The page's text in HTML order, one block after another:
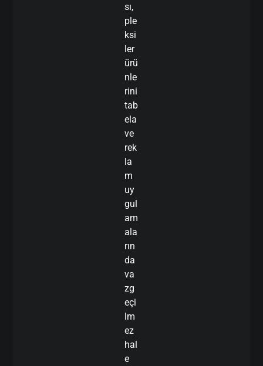
sı,
ple
ksi
ler
ürü
nle
rini
tab
ela
ve
rek
la
m
uy
gul
am
ala
rın
da
va
zg
eçi
lm
ez
hal
e